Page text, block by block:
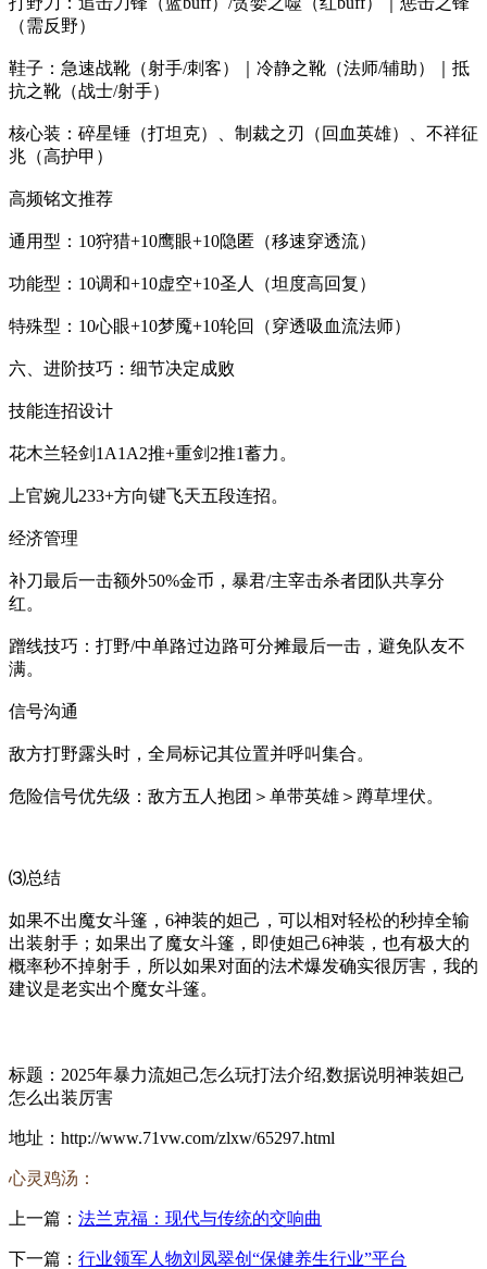
（需反野）
鞋子：急速战靴（射手/刺客）｜冷静之靴（法师/辅助）｜抵
抗之靴（战士/射手）
核心装：碎星锤（打坦克）、制裁之刃（回血英雄）、不祥征
兆（高护甲）
高频铭文推荐
通用型：10狩猎+10鹰眼+10隐匿（移速穿透流）
功能型：10调和+10虚空+10圣人（坦度高回复）
特殊型：10心眼+10梦魇+10轮回（穿透吸血流法师）
六、进阶技巧：细节决定成败
技能连招设计
花木兰轻剑1A1A2推+重剑2推1蓄力。
上官婉儿233+方向键飞天五段连招。
经济管理
补刀最后一击额外50%金币，暴君/主宰击杀者团队共享分
红。
蹭线技巧：打野/中单路过边路可分摊最后一击，避免队友不
满。
信号沟通
敌方打野露头时，全局标记其位置并呼叫集合。
危险信号优先级：敌方五人抱团＞单带英雄＞蹲草埋伏。
⑶总结
如果不出魔女斗篷，6神装的妲己，可以相对轻松的秒掉全输
出装射手；如果出了魔女斗篷，即使妲己6神装，也有极大的
概率秒不掉射手，所以如果对面的法术爆发确实很厉害，我的
建议是老实出个魔女斗篷。
标题：2025年暴力流妲己怎么玩打法介绍,数据说明神装妲己
怎么出装厉害
地址：http://www.71vw.com/zlxw/65297.html
心灵鸡汤：
上一篇： 法兰克福：现代与传统的交响曲
下一篇： 行业领军人物刘凤翠创“保健养生行业”平台